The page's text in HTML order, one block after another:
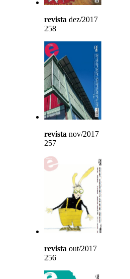
revista dez/2017
258
revista nov/2017
257
revista out/2017
256